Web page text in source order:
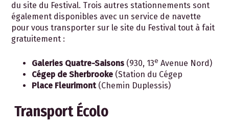
du site du Festival. Trois autres stationnements sont
également disponibles avec un service de navette
pour vous transporter sur le site du Festival tout à fait
gratuitement :
Galeries Quatre-Saisons (930, 13e Avenue Nord)
Cégep de Sherbrooke (Station du Cégep
Place Fleurimont(Chemin Duplessis)
Transport Écolo